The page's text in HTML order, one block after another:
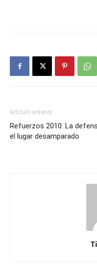
Artículo anterior
Refuerzos 2010: La
el lugar desamparado